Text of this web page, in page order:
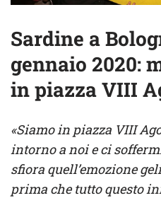
Sardine a
gennaio 2020:
in piazza VIII
«Siamo in piazza VIII
intorno a noi e ci
sfiora quell’emozione
prima che tutto questo